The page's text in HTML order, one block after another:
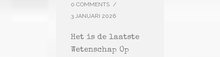
0 COMMENTS /
3 JANUARI 2026
Het is de laatste
Wetenschap Op